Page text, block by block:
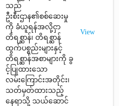
သည်
ဦးစီးဌာန၏စစ်ဆေးမှု
ကို ခံယူရန်အလို့ငှာ
တိရစ္ဆာန်၊ တိရစ္ဆာန်
ထွက်ပစ္စည်းများနှင့်
တိရစ္ဆာန်အစာများကို ခွ
င့်ပြုထားသော
လမ်းကြောင်းအတိုင်း၊
သတ်မှတ်ထားသည့်
နေရာသို့ သယ်ဆောင်
View